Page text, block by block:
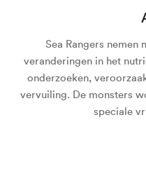
Sea Rangers nemen
veranderingen in het
onderzoeken,
vervuiling. De monsters
speciale